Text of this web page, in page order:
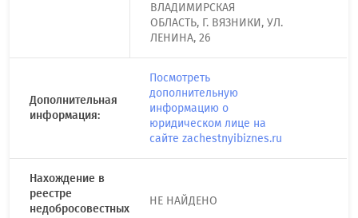
ВЛАДИМИРСКАЯ
ОБЛАСТЬ, Г. ВЯЗНИКИ, УЛ.
ЛЕНИНА, 26
Дополнительная
информация:
Посмотреть
дополнительную
информацию о
юридическом лице на
сайте zachestnyibiznes.ru
Нахождение в
реестре
недобросовестных
НЕ НАЙДЕНО